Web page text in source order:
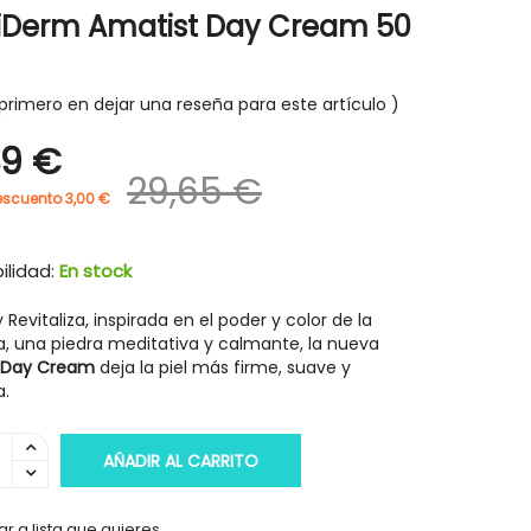
Amatist Day Cream 50
en dejar una reseña para este artículo
€
3,00 € 29,65 €
En stock
Revitaliza, inspirada en el poder y color de la
una piedra meditativa y calmante, la nueva
Cream deja la piel más firme, suave y
AÑADIR AL CARRITO
-30%